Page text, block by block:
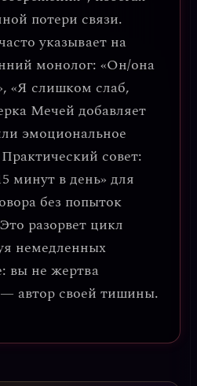
потери связи.
указывает на
монолог: «Он/она
«Я слишком слаб,
Мечей добавляет
эмоциональное
Практический совет:
минут в день» для
без попыток
Это разорвет цикл
немедленных
вы не жертва
— автор своей тишины.